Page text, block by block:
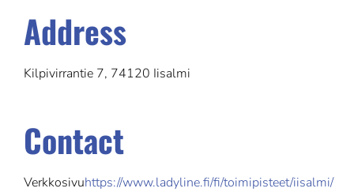
Address
Kilpivirrantie 7, 74120 Iisalmi
Contact
Verkkosivuhttps://www.ladyline.fi/fi/toimipisteet/iisalmi/